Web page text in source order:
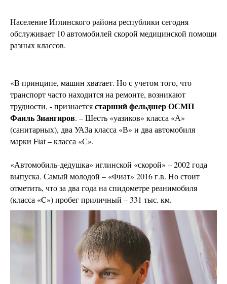
Население Иглинского района республики сегодня
обслуживает 10 автомобилей скорой медицинской помощи
разных классов.
«В принципе, машин хватает. Но с учетом того, что
транспорт часто находится на ремонте, возникают
трудности, - признаетсястарший фельдшер ОСМП
Фаиль Зиангиров. – Шесть «уазиков» класса «А»
(санитарных), два УАЗа класса «В» и два автомобиля
марки Fiat – класса «С».
«Автомобиль-дедушка» иглинской «скорой» – 2002 года
выпуска. Самый молодой – «Фиат» 2016 г.в. Но стоит
отметить, что за два года на спидометре реанимобиля
(класса «C») пробег приличный – 331 тыс. км.